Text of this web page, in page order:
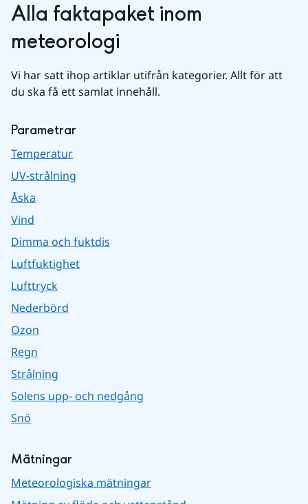
Alla faktapaket inom
meteorologi
Vi har satt ihop artiklar utifrån kategorier. Allt för att
du ska få ett samlat innehåll.
Parametrar
Temperatur
UV-strålning
Åska
Vind
Dimma och fuktdis
Luftfuktighet
Lufttryck
Nederbörd
Ozon
Regn
Strålning
Solens upp- och nedgång
Snö
Mätningar
Meteorologiska mätningar